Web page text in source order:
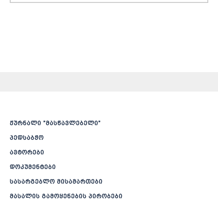
ჟურნალი ”მასწავლებელი”
პედსაბჭო
ავტორები
დოკუმენტები
სასარგებლო მისამართები
მასალის გამოყენების პირობები